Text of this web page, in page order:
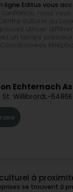
ligne Editus vous
nous
culturel au
pouvez utiliser
un temps
Echternach
St. WillibrordL-6486
à
se trouvent à